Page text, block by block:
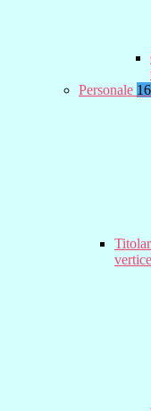
Personale
vertice